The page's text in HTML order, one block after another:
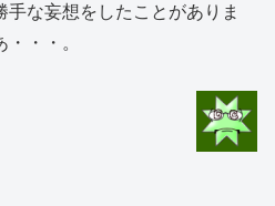
な妄想をしたことがありま
・・。